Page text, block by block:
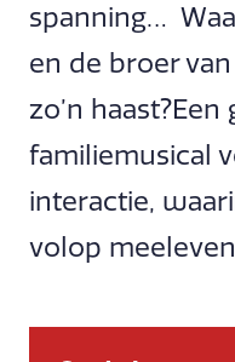
spanning…
en de broer
zo’n
familiemusical
interactie,
volop